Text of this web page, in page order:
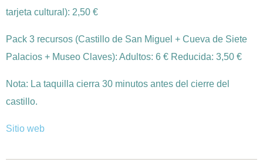
tarjeta cultural): 2,50 €
Pack 3 recursos (Castillo de San Miguel + Cueva de Siete
Palacios + Museo Claves): Adultos: 6 € Reducida: 3,50 €
Nota: La taquilla cierra 30 minutos antes del cierre del
castillo.
Sitio web